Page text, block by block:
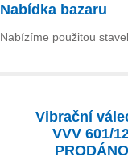
Nabídka bazaru
Nabízíme použitou
Vibrační
VVV 601/